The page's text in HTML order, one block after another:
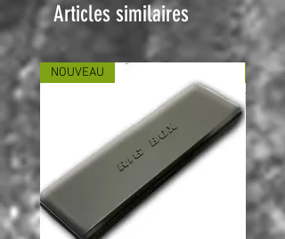
Articles similaires
NOUVEAU